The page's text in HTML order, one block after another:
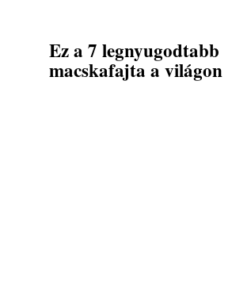
Ez a 7 legnyugodtabb
macskafajta a világon